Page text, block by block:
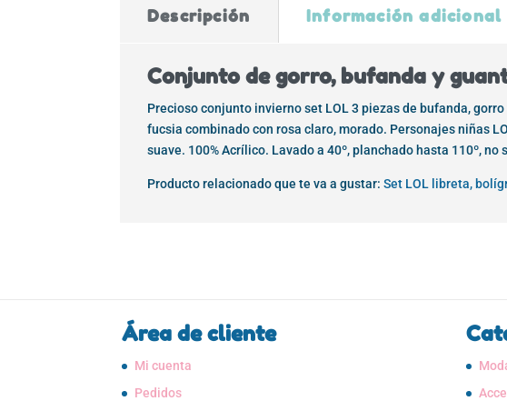
Descripción Información adicional
Conjunto de gorro, bufanda y
Precioso conjunto invierno set LOL 3 piezas de bufanda,
fucsia combinado con rosa claro, morado. Personajes niñas
suave. 100% Acrílico. Lavado a 40º, planchado hasta 110º, no
Producto relacionado que te va a gustar: Set LOL libreta,
Área de cliente
Mi cuenta
Pedidos